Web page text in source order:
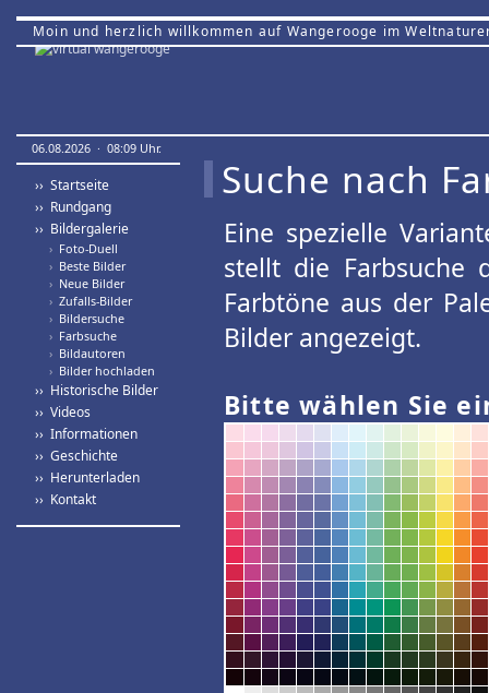
Moin und herzlich willkommen auf Wangerooge im
06.08.2026 · 08:09 Uhr.
›› Startseite
›› Rundgang
›› Bildergalerie
› Foto-Duell
› Beste Bilder
› Neue Bilder
› Zufalls-Bilder
› Bildersuche
› Farbsuche
› Bildautoren
› Bilder hochladen
›› Historische Bilder
›› Videos
›› Informationen
›› Geschichte
›› Herunterladen
›› Kontakt
Suche nach
Eine spezielle
stellt die Farbsuche
Farbtöne aus der
Bilder angezeigt.
Bitte wählen Sie